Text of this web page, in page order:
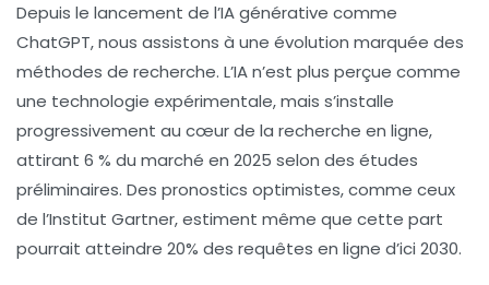
Depuis le lancement de l’IA générative comme
ChatGPT, nous assistons à une évolution marquée des
méthodes de recherche. L’IA n’est plus perçue comme
une technologie expérimentale, mais s’installe
progressivement au cœur de la recherche en ligne,
attirant 6 % du marché en 2025 selon des études
préliminaires. Des pronostics optimistes, comme ceux
de l’Institut Gartner, estiment même que cette part
pourrait atteindre 20% des requêtes en ligne d’ici 2030.